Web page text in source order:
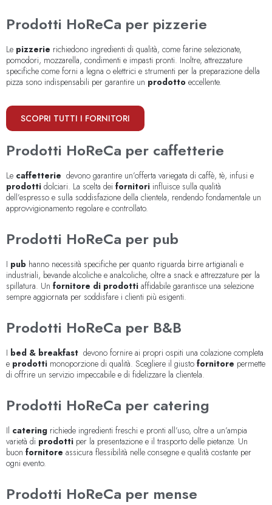
Prodotti HoReCa per pizzerie
Le pizzerie richiedono ingredienti di qualità, come farine selezionate,
pomodori, mozzarella, condimenti e impasti pronti. Inoltre, attrezzature
specifiche come forni a legna o elettrici e strumenti per la preparazione della
pizza sono indispensabili per garantire un prodotto eccellente.
SCOPRI TUTTI I FORNITORI
Prodotti HoReCa per caffetterie
Le caffetterie devono garantire un’offerta variegata di caffè, tè, infusi e
prodotti dolciari. La scelta dei fornitori influisce sulla qualità
dell’espresso e sulla soddisfazione della clientela, rendendo fondamentale un
approvvigionamento regolare e controllato.
Prodotti HoReCa per pub
I pub hanno necessità specifiche per quanto riguarda birre artigianali e
industriali, bevande alcoliche e analcoliche, oltre a snack e attrezzature per la
spillatura. Un fornitore di prodotti affidabile garantisce una selezione
sempre aggiornata per soddisfare i clienti più esigenti.
Prodotti HoReCa per B&B
I bed & breakfast devono fornire ai propri ospiti una colazione completa
e prodotti monoporzione di qualità. Scegliere il giusto fornitore permette
di offrire un servizio impeccabile e di fidelizzare la clientela.
Prodotti HoReCa per catering
Il catering richiede ingredienti freschi e pronti all’uso, oltre a un’ampia
varietà di prodotti per la presentazione e il trasporto delle pietanze. Un
buon fornitore assicura flessibilità nelle consegne e qualità costante per
ogni evento.
Prodotti HoReCa per mense